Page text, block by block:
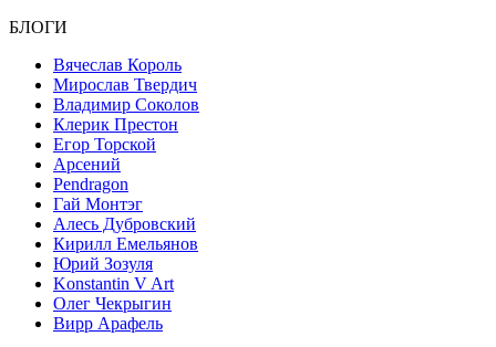
БЛОГИ
Вячеслав Король
Мирослав Твердич
Владимир Соколов
Клерик Престон
Егор Topской
Арсений
Pendragon
Гай Монтэг
Алесь Дубровский
Кирилл Емельянов
Юрий Зозуля
Konstantin V Art
Олег Чекрыгин
Вирр Арафель